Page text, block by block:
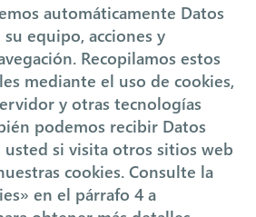
automáticamente Datos
equipo, acciones y
Recopilamos estos
mediante el uso de cookies,
y otras tecnologías
podemos recibir Datos
usted si visita otros sitios web
cookies. Consulte la
en el párrafo 4 a